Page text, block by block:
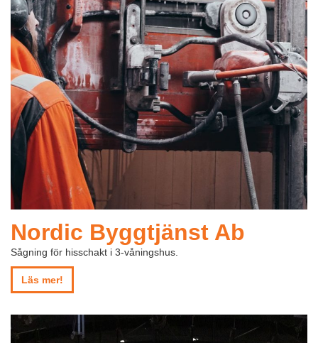
Nordic Byggtjänst Ab
Sågning för hisschakt i 3-våningshus.
Läs mer!